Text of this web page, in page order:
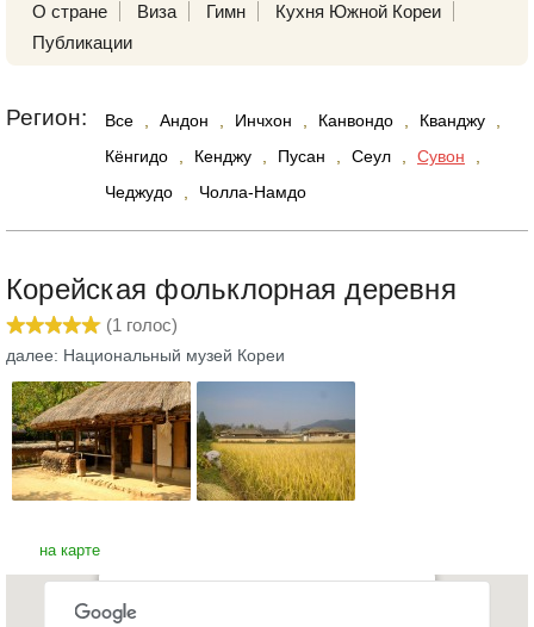
О стране
Виза Гимн
Кухня Южной Кореи
Публикации
Регион: Все Андон Инчхон Канвондо Кванджу
Кёнгидо
Кенджу Пусан Сеул Сувон
Чеджудо
Чолла-Намдо
Корейская фольклорная деревня
(1 голос)
далее: Национальный музей Кореи
на карте